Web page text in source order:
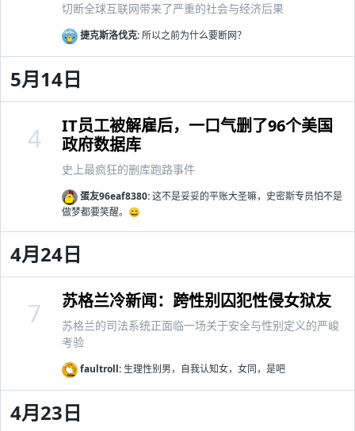
切断全球互联网带来了严重的社会与经济后果
捷克斯洛伐克:所以之前为什么要断网？
5月14日
IT员工被解雇后，一口气删了96个美国
政府数据库
史上最疯狂的删库跑路事件
蛋友96eaf8380:这不是妥妥的平账大圣嘛，史密斯专员怕不是
做梦都要笑醒。😄
4
4月24日
苏格兰冷新闻：跨性别囚犯性侵女狱友
苏格兰的司法系统正面临一场关于安全与性别定义的严峻
考验
faultroll: 生理性别男，自我认知女，女同，是吧
7
4月23日